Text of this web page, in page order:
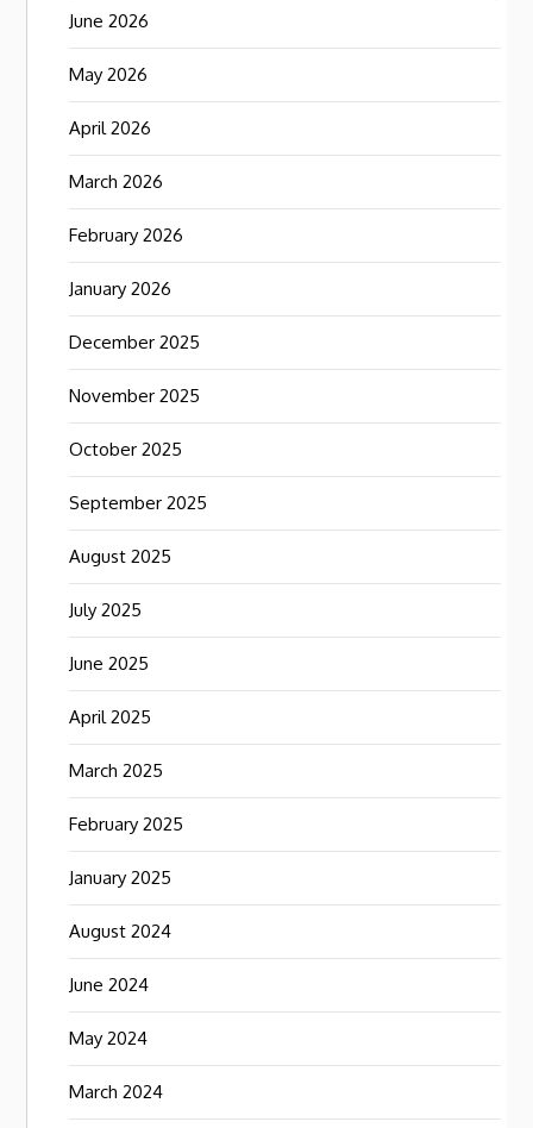
June 2026
May 2026
April 2026
March 2026
February 2026
January 2026
December 2025
November 2025
October 2025
September 2025
August 2025
July 2025
June 2025
April 2025
March 2025
February 2025
January 2025
August 2024
June 2024
May 2024
March 2024